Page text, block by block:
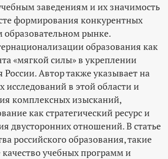
заведениям и их значимость
формирования конкурентных
рынке.
образования как
«мягкой силы» в укреплении
Автор также указывает на
исследований в этой области и
комплексных изысканий,
как стратегический ресурс и
двусторонних отношений. В статье
российского образования, такие
качество учебных программ и